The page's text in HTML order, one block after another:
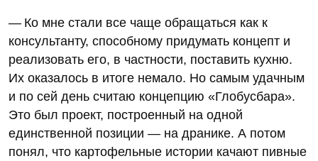
— Ко мне стали все чаще обращаться как к
консультанту, способному придумать концепт и
реализовать его, в частности, поставить кухню.
Их оказалось в итоге немало. Но самым удачным
и по сей день считаю концепцию «Глобусбара».
Это был проект, построенный на одной
единственной позиции — на дранике. А потом
понял, что картофельные истории качают пивные